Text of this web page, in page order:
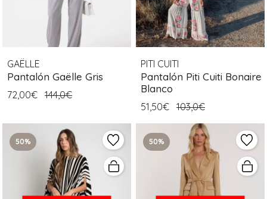
GAËLLE
Pantalón Gaëlle Gris
72,00€ 144,0€
PITI CUITI
Pantalón Piti Cuiti Bonaire
Blanco
51,50€ 103,0€
50% 50%